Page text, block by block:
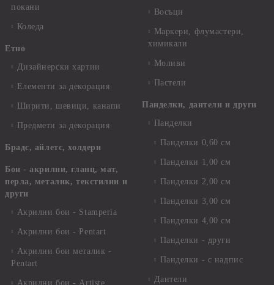
покани
Коледа
Етно
Дизайнерски хартии
Елементи за декорация
Ширити, шевици, канапи
Предмети за декорация
Брадс, айлетс, холдери
Бои - акрилни, гланц, мат,
перла, металик, текстилни и
други
Акрилни бои - Stamperia
Акрилни бои - Pentart
Акрилни бои металик -
Pentart
Акрилни бои - Artiste
Восъци
Маркери, флумастери,
химикали
Моливи
Пастели
Панделки, дантели и други
Панделки
Панделки 0,60 см
Панделки 1,00 см
Панделки 2,00 см
Панделки 3,00 см
Панделки 4,00 см
Панделки - други
Панделки - с надпис
Дантели